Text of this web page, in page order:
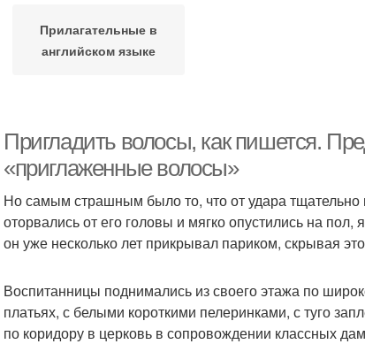
Прилагательные в
английском языке
Пригладить волосы, как пишется.
«приглаженные волосы»
Но самым страшным было то, что от удара
оторвались от его головы и мягко опустились на
он уже несколько лет прикрывал париком, скрывая
Воспитанницы поднимались из своего этажа по
платьях, с белыми короткими пелеринками, с туго
по коридору в церковь в сопровождении классных